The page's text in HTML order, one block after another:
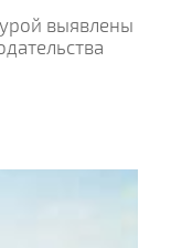
выявлены